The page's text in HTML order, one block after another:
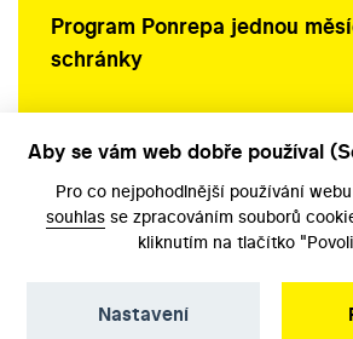
Program Ponrepa jednou
schránky
Aby se vám web dobře používal
Pro co nejpohodlnější používání
souhlas se zpracováním souborů
kliknutím na tlačítko
Nastavení